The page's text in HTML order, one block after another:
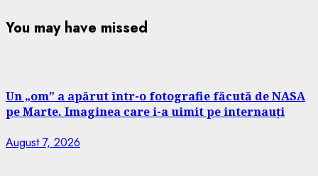
You may have missed
Un „om” a apărut într-o fotografie făcută de NASA
pe Marte. Imaginea care i-a uimit pe internauți
August 7, 2026